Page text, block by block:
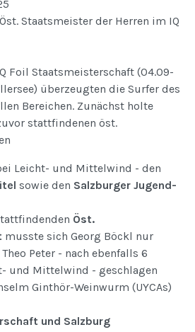
Staatsmeister der Herren im IQ
Foil Staatsmeisterschaft (04.09-
überzeugten die Surfer des
Bereichen. Zunächst holte
stattfindenen öst.
Leicht- und Mittelwind - den
sowie den Salzburger Jugend-
Öst.
musste sich Georg Böckl nur
Peter - nach ebenfalls 6
und Mittelwind - geschlagen
Ginthör-Weinwurm (UYCAs)
und Salzburg